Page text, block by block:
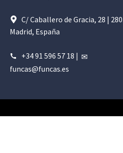
C/ Caballero de Gracia, 28 |
Madrid, España
+34 91 596 57 18 |
funcas@funcas.es